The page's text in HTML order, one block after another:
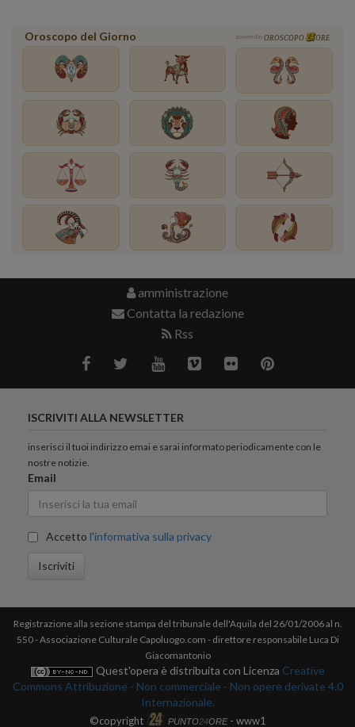
Oroscopo del Giorno powered by OROSCOPO ORE
amministrazione
Contatta la redazione
Rss
ISCRIVITI ALLA NEWSLETTER
inserisci il tuoi indirizzo emai e sarai informato periodicamente con le
nostre notizie.
Email
Accetto l'informativa sulla privacy
Iscriviti
Registrazione alla sezione stampa del tribunale dell'Aquila del 26/01/2006 al n.
550 - Associazione Culturale Capoluogo.com - direttore responsabile Luca Di
Giacomantonio
Quest'opera è distribuita con Licenza Creative
Commons Attribuzione - Non commerciale - Non opere derivate 4.0
Internazionale.
©copyright PUNTO24ORE- www1